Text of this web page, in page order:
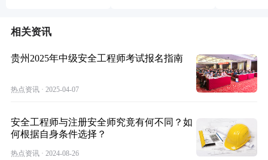
相关资讯
贵州2025年中级安全工程师考试报名指南
热点资讯 · 2025-04-07
安全工程师与注册安全师究竟有何不同？如
何根据自身条件选择？
热点资讯 · 2024-08-26